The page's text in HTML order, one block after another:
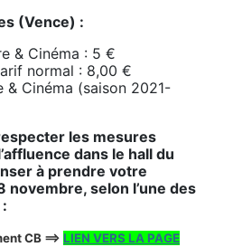
(Vence) :
& Cinéma : 5 €
normal : 8,00 €
& Cinéma (saison 2021-
les mesures
dans le hall du
à prendre votre
novembre, selon l’une des
CB ==> LIEN VERS LA PAGE